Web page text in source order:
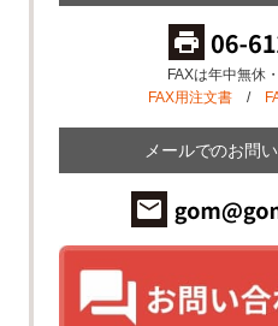
FAXは年中無休
FAX用注文書/
メールでのお問